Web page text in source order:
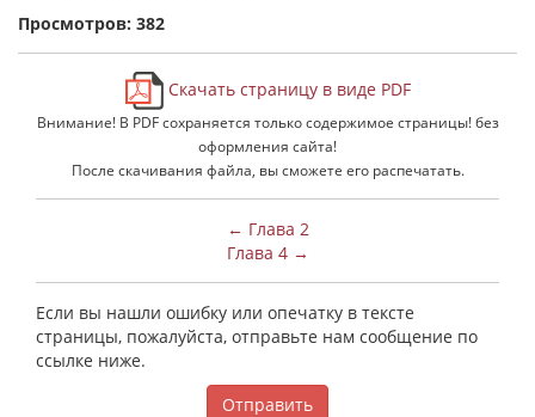
Просмотров: 382
Скачать страницу в виде PDF
Внимание! В PDF сохраняется только содержимое страницы! без
оформления сайта!
После скачивания файла, вы сможете его распечатать.
← Глава 2
Глава 4 →
Если вы нашли ошибку или опечатку в тексте
страницы, пожалуйста, отправьте нам сообщение по
ссылке ниже.
Отправить